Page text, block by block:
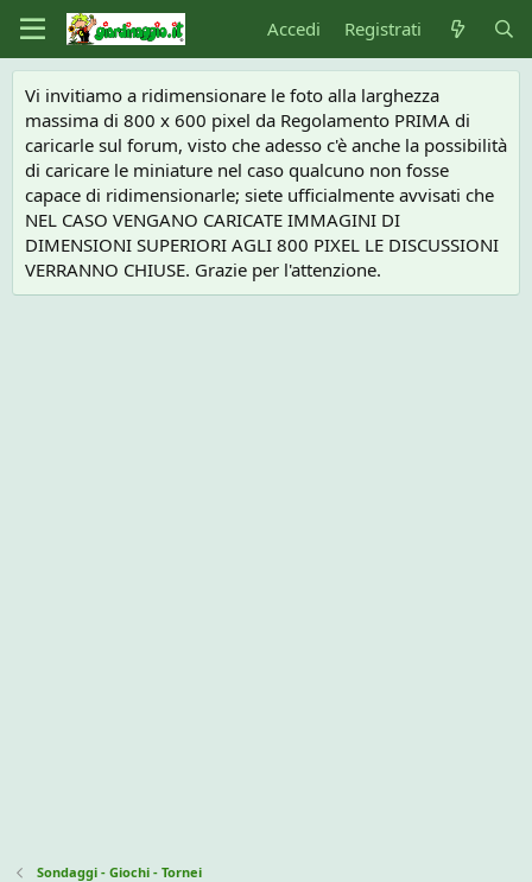
Accedi Registrati
Vi invitiamo a ridimensionare le foto alla larghezza
massima di 800 x 600 pixel da Regolamento PRIMA di
caricarle sul forum, visto che adesso c'è anche la possibilità
di caricare le miniature nel caso qualcuno non fosse
capace di ridimensionarle; siete ufficialmente avvisati che
NEL CASO VENGANO CARICATE IMMAGINI DI
DIMENSIONI SUPERIORI AGLI 800 PIXEL LE DISCUSSIONI
VERRANNO CHIUSE. Grazie per l'attenzione.
Sondaggi - Giochi - Tornei